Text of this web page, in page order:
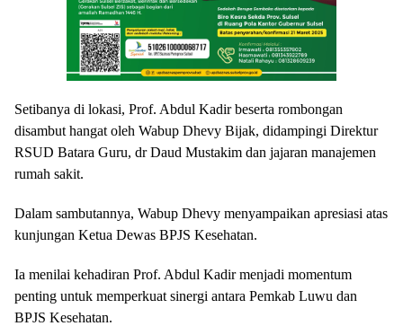
Setibanya di lokasi, Prof. Abdul Kadir beserta rombongan
disambut hangat oleh Wabup Dhevy Bijak, didampingi Direktur
RSUD Batara Guru, dr Daud Mustakim dan jajaran manajemen
rumah sakit.
Dalam sambutannya, Wabup Dhevy menyampaikan apresiasi atas
kunjungan Ketua Dewas BPJS Kesehatan.
Ia menilai kehadiran Prof. Abdul Kadir menjadi momentum
penting untuk memperkuat sinergi antara Pemkab Luwu dan
BPJS Kesehatan.